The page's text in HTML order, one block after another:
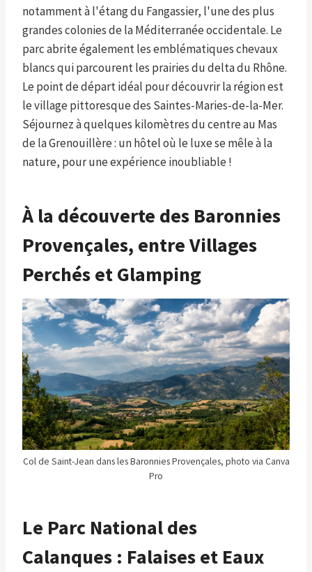
notamment à l'étang du Fangassier, l'une des plus
grandes colonies de la Méditerranée occidentale. Le
parc abrite également les emblématiques chevaux
blancs qui parcourent les prairies du delta du Rhône.
Le point de départ idéal pour découvrir la région est
le village pittoresque des Saintes-Maries-de-la-Mer.
Séjournez à quelques kilomètres du centre au Mas
de la Grenouillère : un hôtel où le luxe se mêle à la
nature, pour une expérience inoubliable !
À la découverte des Baronnies
Provençales, entre Villages
Perchés et Glamping
Col de Saint-Jean dans les Baronnies Provençales, photo via Canva
Pro
Le Parc National des
Calanques : Falaises et Eaux